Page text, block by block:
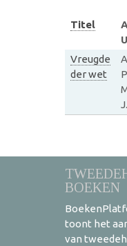
Titel
Vreugde
der wet
BOEKEN
toont het
van